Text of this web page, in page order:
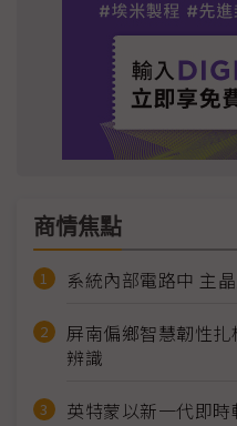
商情焦點
系統內部電路中 主
屏南偏鄉智慧韌性
辨識
英特蒙以新一代即